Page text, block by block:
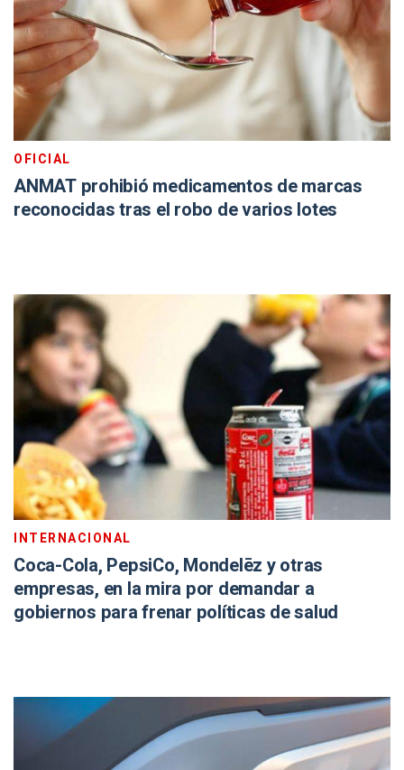
OFICIAL
ANMAT prohibió medicamentos de marcas
reconocidas tras el robo de varios lotes
INTERNACIONAL
Coca-Cola, PepsiCo, Mondelēz y otras
empresas, en la mira por demandar a
gobiernos para frenar políticas de salud